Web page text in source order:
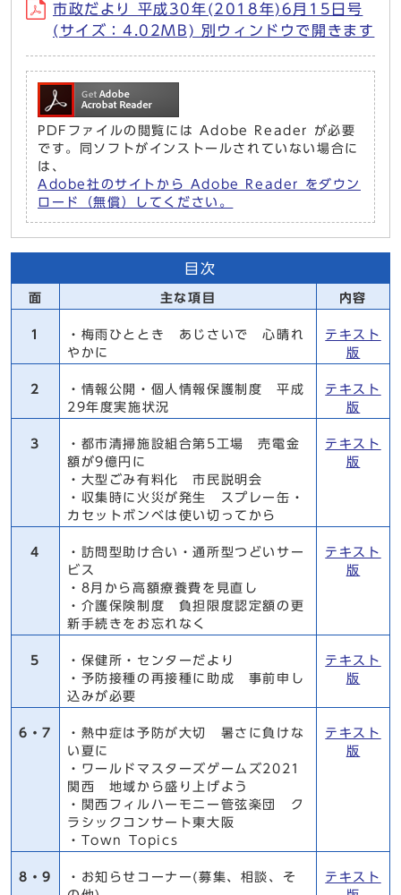
市政だより 平成30年(2018年)6月15日号
(サイズ：4.02MB) 別ウィンドウで開きます
PDFファイルの閲覧には Adobe Reader が必要
です。同ソフトがインストールされていない場合に
は、
Adobe社のサイトから Adobe Reader をダウン
ロード（無償）してください。
目次
面 主な項目 内容
1
・梅雨ひととき あじさいで 心晴れ
やかに
テキスト
版
2
・情報公開・個人情報保護制度 平成
29年度実施状況
テキスト
版
3
・都市清掃施設組合第5工場 売電金
額が9億円に
・大型ごみ有料化 市民説明会
・収集時に火災が発生 スプレー缶・
カセットボンベは使い切ってから
テキスト
版
4
・訪問型助け合い・通所型つどいサー
ビス
・8月から高額療養費を見直し
・介護保険制度 負担限度認定額の更
新手続きをお忘れなく
テキスト
版
5
・保健所・センターだより
・予防接種の再接種に助成 事前申し
込みが必要
テキスト
版
6・7
・熱中症は予防が大切 暑さに負けな
い夏に
・ワールドマスターズゲームズ2021
関西 地域から盛り上げよう
・関西フィルハーモニー管弦楽団 ク
ラシックコンサート東大阪
・Town Topics
テキスト
版
8・9
・お知らせコーナー(募集、相談、そ
テキスト